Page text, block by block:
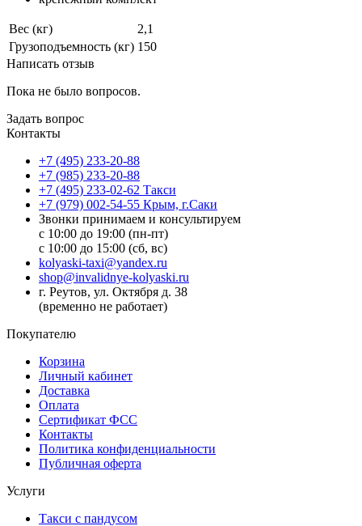
Вес (кг)
2,1
Грузоподъемность (кг) 150
Написать отзыв
Пока не было вопросов.
Задать вопрос
Контакты
+7 (495) 233-20-88
+7 (985) 233-20-88
+7 (495) 233-02-62 Такси
+7 (979) 002-54-55 Крым, г.Саки
Звонки принимаем и консультируем
с 10:00 до 19:00 (пн-пт)
с 10:00 до 15:00 (сб, вс)
kolyaski-taxi@yandex.ru
shop@invalidnye-kolyaski.ru
г. Реутов, ул. Октября д. 38
(временно не работает)
Покупателю
Корзина
Личный кабинет
Доставка
Оплата
Сертификат ФСС
Контакты
Политика конфиденциальности
Публичная оферта
Услуги
Такси с пандусом